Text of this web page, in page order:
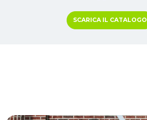
SCARICA IL CATALOGO